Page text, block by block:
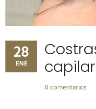
28
ENE
capilar
0 comentarios